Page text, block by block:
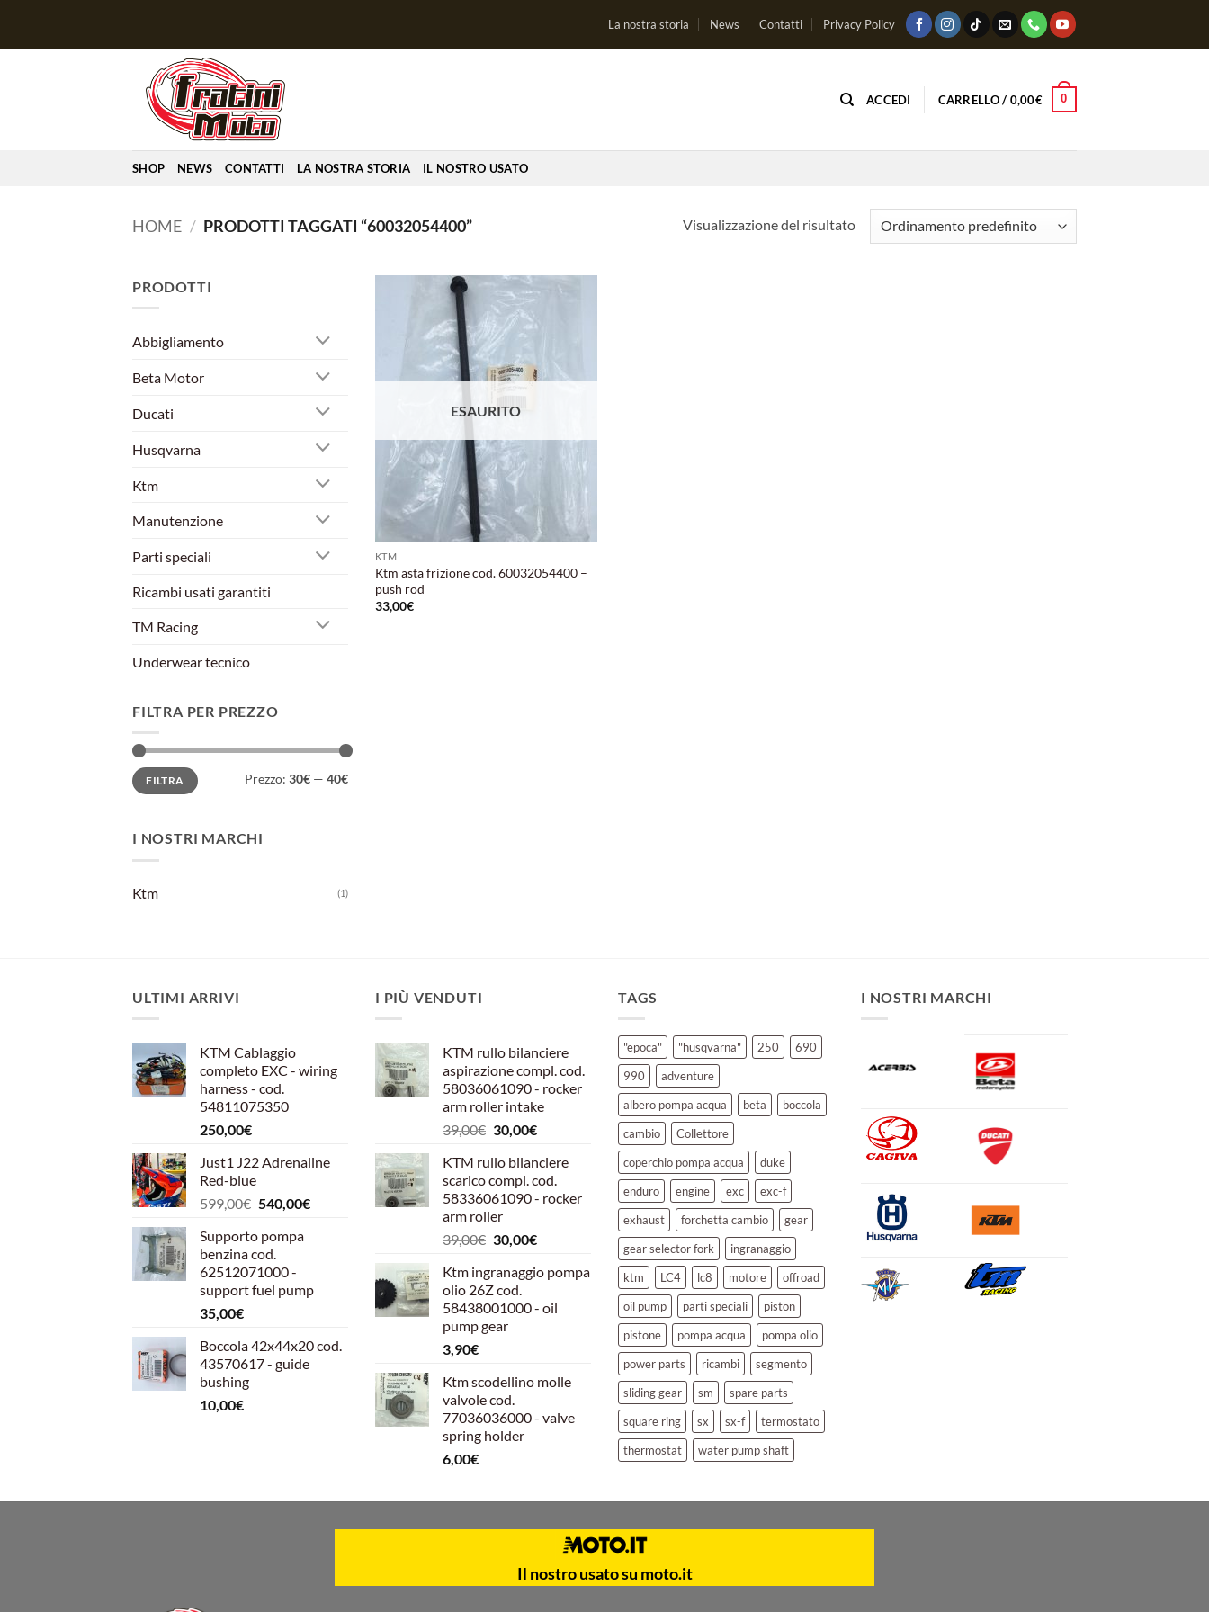
La nostra storia News Contatti Privacy Policy
ACCEDI CARRELLO / 0,00€ 0
SHOP NEWS CONTATTI LA NOSTRA STORIA IL NOSTRO USATO
HOME / PRODOTTI TAGGATI “60032054400” Visualizzazione del risultato
PRODOTTI
Abbigliamento
Beta Motor
Ducati
Husqvarna
Ktm
Manutenzione
Parti speciali
Ricambi usati garantiti
TM Racing
Underwear tecnico
FILTRA PER PREZZO
Prezzo
Min
Prezzo
MaxFILTRA Prezzo: 30€ — 40€
I NOSTRI MARCHI
Ktm (1)
desideri
ESAURITO
KTM
Ktm asta frizione cod. 60032054400 –
push rod
33,00€
ULTIMI ARRIVI
KTM Cablaggio
completo EXC - wiring
harness - cod.
54811075350
250,00€
Just1 J22 Adrenaline
Red-blue
599,00€ Il
originale
era:
599,00€.
540,00€Il
Supporto pompa
benzina cod.
62512071000 -
support fuel pump
35,00€
Boccola 42x44x20 cod.
43570617 - guide
bushing
10,00€
I PIÙ VENDUTI
KTM rullo bilanciere
aspirazione compl. cod.
58036061090 - rocker
arm roller intake
39,00€ Il
originale
era:
39,00€.
30,00€Il
attuale
è:
30,00€.
KTM rullo bilanciere
scarico compl. cod.
58336061090 - rocker
arm roller
39,00€ Il
originale
era:
39,00€.
30,00€Il
attuale
30,00€.
Ktm ingranaggio pompa
olio 26Z cod.
58438001000 - oil
pump gear
3,90€
Ktm scodellino molle
valvole cod.
77036036000 - valve
spring holder
6,00€
TAGS
"epoca" "husqvarna" 250
690
990
adventure
albero pompa acqua
beta
boccola
cambio
Collettore
coperchio pompa acqua
duke
enduro
engine exc
exc-f
exhaust
forchetta cambio
gear
gear selector fork
ingranaggio
ktm
LC4 lc8 motore
offroad
oil pump
parti speciali
piston
pistone
pompa acqua
pompa olio
power parts
ricambi
segmento
sliding gear
sm
spare parts
square ring
sx sx-f
termostato
thermostat
water pump shaft
I NOSTRI MARCHI
Il nostro usato su moto.it